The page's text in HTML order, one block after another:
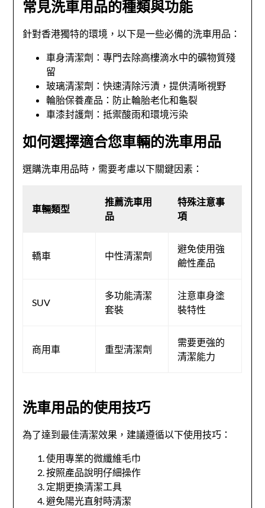
常見洗車用品的種類與功能
針對香港獨特的環境，以下是一些必備的洗車用品：
車身清潔劑：專門去除高樓滴水中的礦物質殘
留
玻璃清潔劑：快速清除污漬，提供清晰視野
輪胎保養產品：防止輪胎老化和龜裂
車漆封護劑：抵禦酸雨和環境污染
如何選擇適合您車輛的洗車用品
選購洗車用品時，需要考慮以下關鍵因素：
車輛類型
推薦洗車用
品
特殊注意事
項
轎車 中性清潔劑
避免使用強
鹼性產品
SUV
多功能清潔
套裝
注意車身塗
裝特性
商用車 重型清潔劑
需要更強的
清潔能力
洗車用品的使用技巧
為了達到最佳清潔效果，建議遵循以下使用技巧：
使用專業的微纖維毛巾
按照產品說明仔細操作
定期更換清潔工具
避免陽光直射時清潔